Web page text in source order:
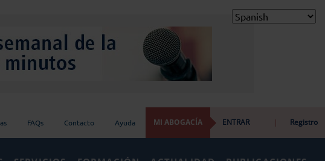
FAQs Contacto Ayuda MI ABOGACÍA ENTRAR | Registro